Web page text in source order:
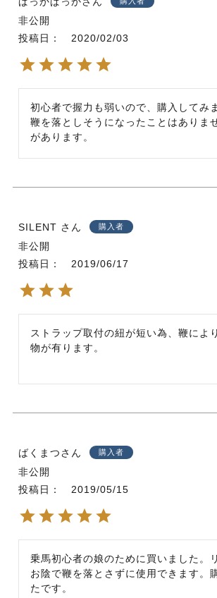
非公開
投稿日
2020/02/03
初心者で握力も弱いので、購入してみ
鞭を落としそうになったことはありま
があります。
SILENT 購入者
非公開
投稿日
2019/06/17
ストラップ取付の紐が短い為、鞭によ
物が有ります。
ばくまつ 購入者
非公開
投稿日
2019/05/15
乗馬初心者の娘のために買いました。
お陰で鞭を落とさずに使用できます。
たです。